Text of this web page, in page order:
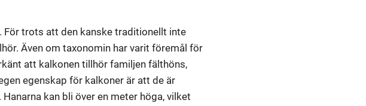
. För trots att den kanske traditionellt inte
Även om taxonomin har varit föremål för
att kalkonen tillhör familjen fälthöns,
egenskap för kalkoner är att de är
kan bli över en meter höga, vilket